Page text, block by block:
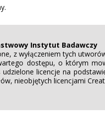
Instytut Badawczy
z wyłączeniem tych
dostępu, o którym
licencje na
nieobjętych licencjami